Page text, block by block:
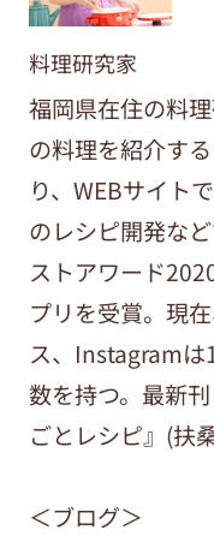
料理研究家
福岡県在住の料
の料理を紹介す
り、WEBサイト
のレシピ開発な
ストアワード
プリを受賞。現
ス、Instagramは
数を持つ。最新
ごとレシピ』(扶
＜ブログ＞